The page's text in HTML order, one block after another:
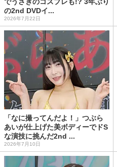
の2nd DVDイ...
2026年7月22日
「なに撮ってんだよ！」つぶら
あいが仕上げた美ボディーでドS
な演技に挑んだ2nd ...
2026年7月10日